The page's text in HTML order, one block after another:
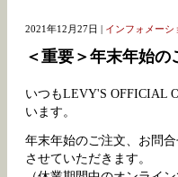
2021年12月27日 | インフォメーシ
＜重要＞年末年始
いつもLEVY'S OFFICIAL
います。
年末年始のご注文、お問
させていただきます。